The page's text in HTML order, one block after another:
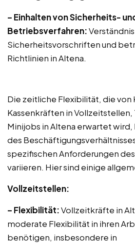
– Einhalten von Sicherheits-
Betriebsverfahren:
Sicherheitsvorschriften und
Richtlinien in Altena.
Die zeitliche Flexibilität, die von
Kassenkräften in
Minijobs in Altena erwartet wird,
des
spezifischen Anforderungen
variieren. Hier sind einige
Vollzeitstellen:
– Flexibilität:Vollzeitkräfte in
moderate Flexibilität in ihren
benötigen, insbesondere in